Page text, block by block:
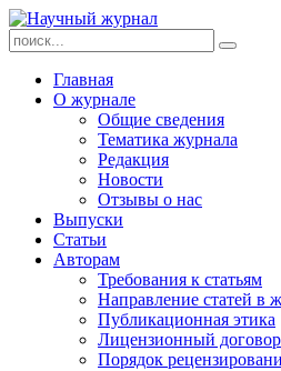
Главная
О журнале
Общие сведения
Тематика журнала
Редакция
Новости
Отзывы о нас
Выпуски
Статьи
Авторам
Требования к статьям
Направление статей в
Публикационная этика
Лицензионный договор
Порядок